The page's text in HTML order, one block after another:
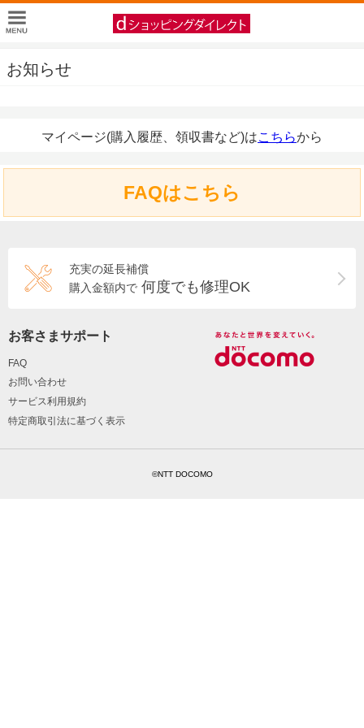
お知らせ
マイページ(購入履歴、領収書など)はこちらから
FAQはこちら
充実の延長補償
購入金額内で 何度でも修理OK
お客さまサポート
FAQ
お問い合わせ
サービス利用規約
特定商取引法に基づく表示
©NTT DOCOMO